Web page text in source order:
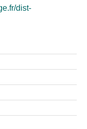
dist-